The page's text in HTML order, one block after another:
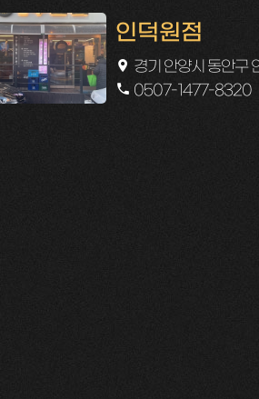
인덕원점
경기 안양시 동안구
0507-1477-8320